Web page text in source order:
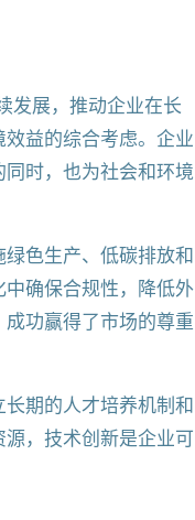
发展，推动企业在长
益的综合考虑。企业
时，也为社会和环境
色生产、低碳排放和
确保合规性，降低外
功赢得了市场的尊重
期的人才培养机制和
，技术创新是企业可